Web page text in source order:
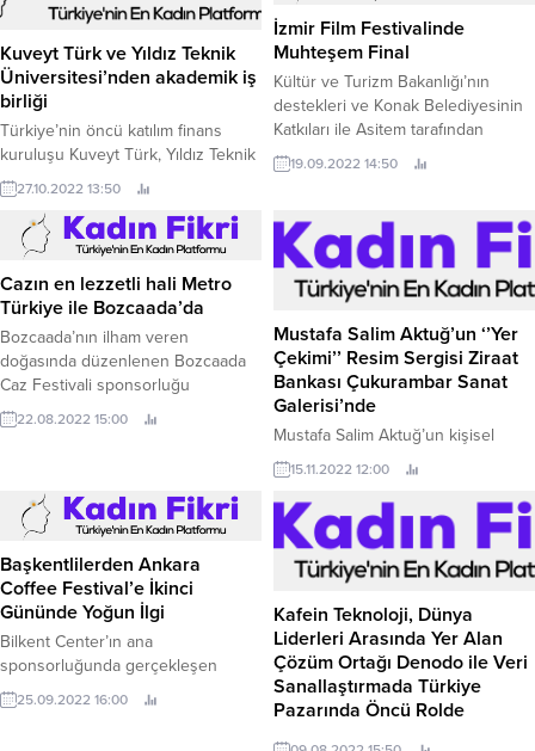
Kuveyt Türk ve Yıldız Teknik
Üniversitesi’nden akademik iş
birliği
Türkiye’nin öncü katılım finans
kuruluşu Kuveyt Türk, Yıldız Teknik
Üniversitesi ile akademik iş
birliğine gitti.
27.10.2022 13:50
İzmir Film Festivalinde
Muhteşem Final
Kültür ve Turizm Bakanlığı’nın
destekleri ve Konak Belediyesinin
Katkıları ile Asitem tarafından
düzenlenen, Türkiye'nin ilk ve tek
vizyon filmleri festivali Uluslararası
belli oldu.
19.09.2022 14:50
Cazın en lezzetli hali Metro
Türkiye ile Bozcaada’da
Bozcaada’nın ilham veren
doğasında düzenlenen Bozcaada
Caz Festivali sponsorluğu
kapsamında Metro Türkiye, Wise
Wine Local Selection Uzun Masa
araya gelecek.
22.08.2022 15:00
Mustafa Salim Aktuğ’un ‘’Yer
Çekimi’’ Resim Sergisi Ziraat
Bankası Çukurambar Sanat
Galerisi’nde
Mustafa Salim Aktuğ’un kişisel
resim sergisi ‘’Yer Çekimi’’, 30 Ocak
tarihine kadar Ziraat Bankası
Çukurambar Sanat Galerisi’nde
görülebilecek JLL Türkiye
tarafından yönetilen, Başkentin
seçkin alışveriş merkezlerinden
sanatseverlerin buluşma noktası
Ziraat Bankası Çukurambar Sanat
Galerisi, Mustafa Salim Aktuğ’un
kıymetli...
15.11.2022 12:00
Başkentlilerden Ankara
Coffee Festival’e İkinci
Gününde Yoğun İlgi
Bilkent Center’ın ana
sponsorluğunda gerçekleşen
Ankara Coffee Festival, ikinci
gününde de kahve severlerin
25.09.2022 16:00
Kafein Teknoloji, Dünya
Liderleri Arasında Yer Alan
Çözüm Ortağı Denodo ile Veri
Sanallaştırmada Türkiye
Pazarında Öncü Rolde
Veri yönetimi alanında yenilikçi